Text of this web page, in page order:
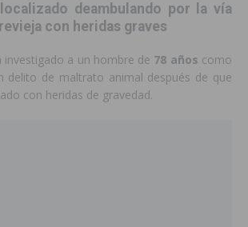
deambulando por la vía
con heridas graves
investigado a un hombre de 78 años como
delito de maltrato animal después de que
con heridas de gravedad.